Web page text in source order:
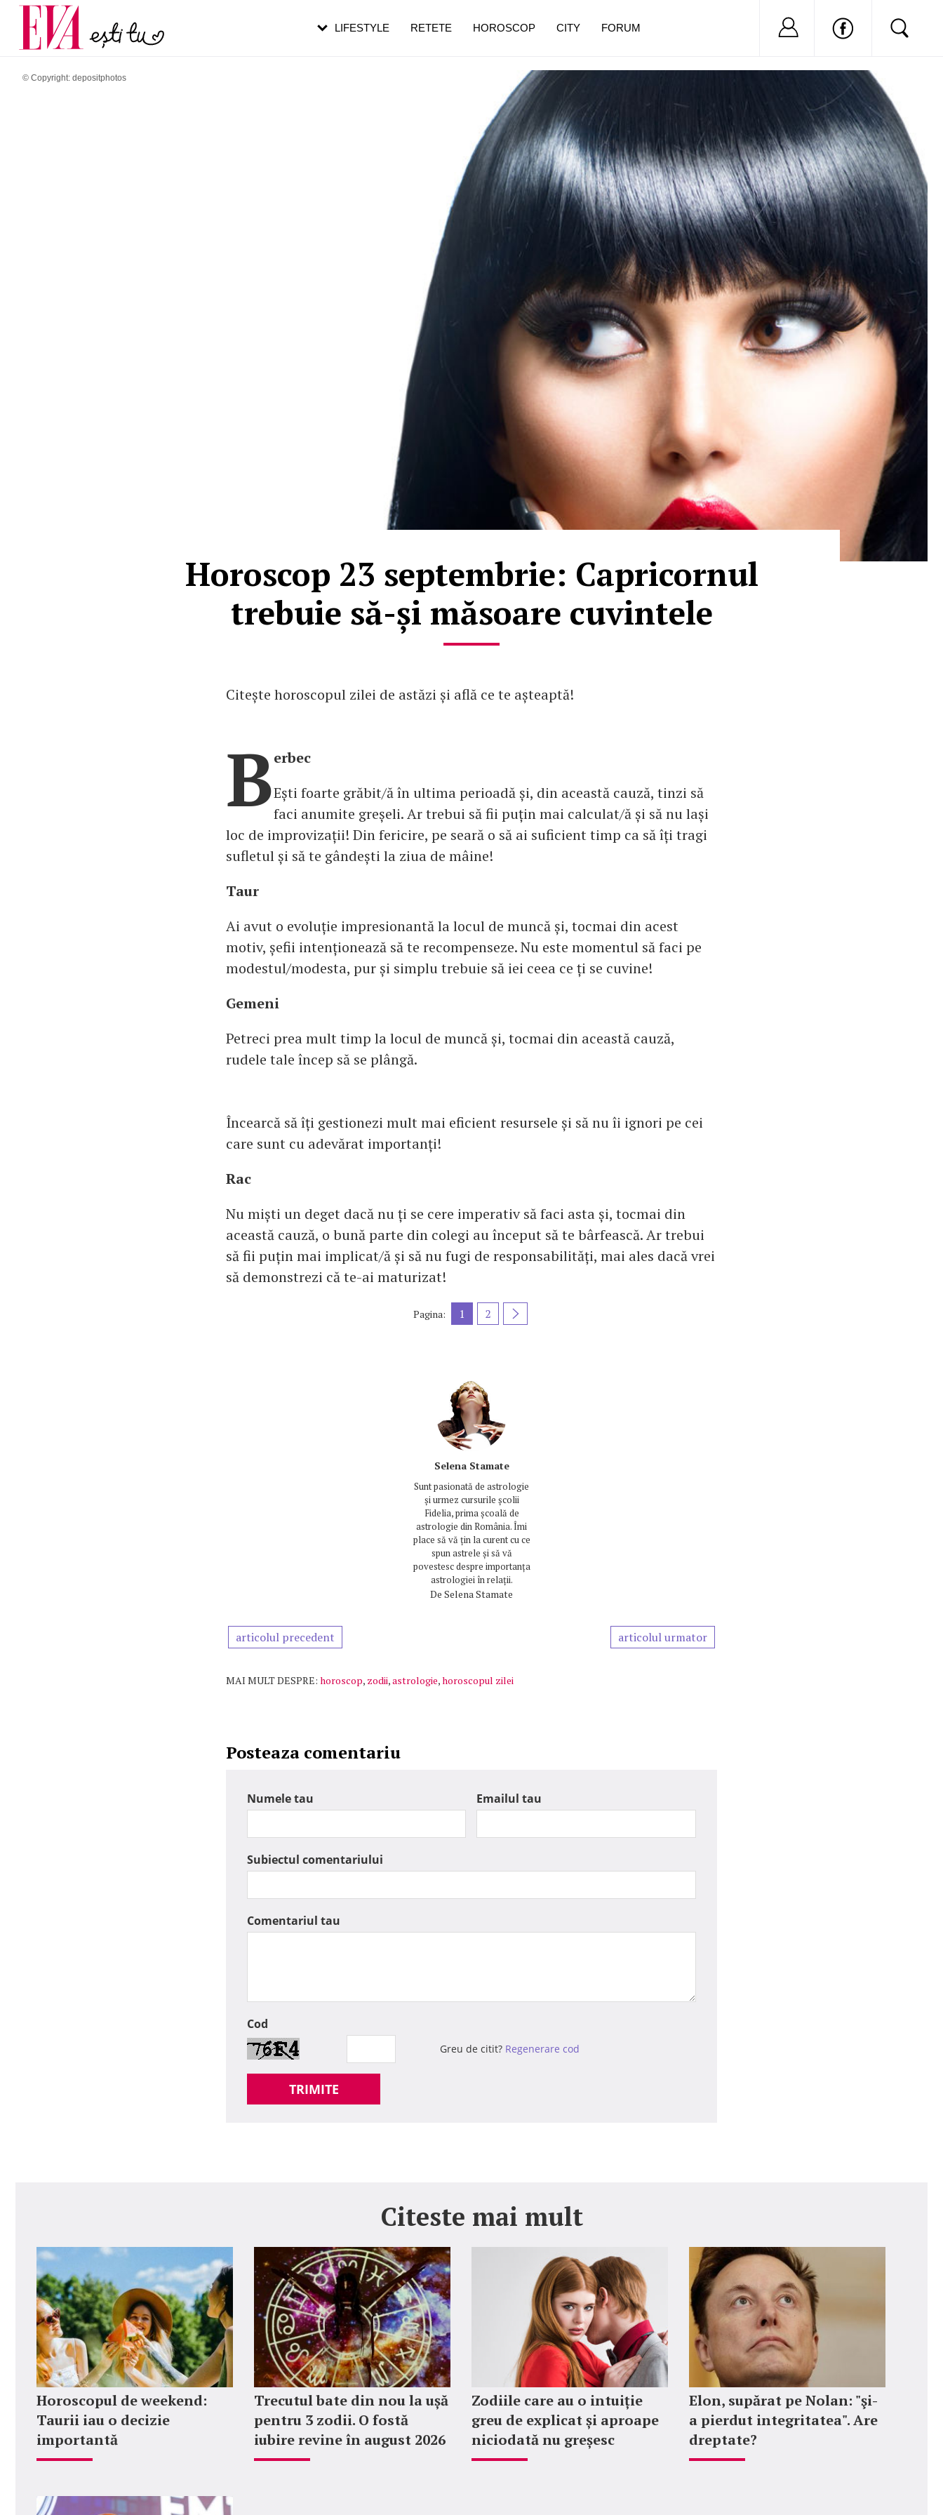
© Copyright: depositphotos
Horoscop 23 septembrie: Capricornul
trebuie să-și măsoare cuvintele
Citește horoscopul zilei de astăzi și află ce te așteaptă!
Berbec
Ești foarte grăbit/ă în ultima perioadă și, din această cauză, tinzi să
faci anumite greșeli. Ar trebui să fii puțin mai calculat/ă și să nu lași
loc de improvizații! Din fericire, pe seară o să ai suficient timp ca să îți tragi
sufletul și să te gândești la ziua de mâine!
Taur
Ai avut o evoluție impresionantă la locul de muncă și, tocmai din acest
motiv, șefii intenționează să te recompenseze. Nu este momentul să faci pe
modestul/modesta, pur și simplu trebuie să iei ceea ce ți se cuvine!
Gemeni
Petreci prea mult timp la locul de muncă și, tocmai din această cauză,
rudele tale încep să se plângă.
Încearcă să îți gestionezi mult mai eficient resursele și să nu îi ignori pe cei
care sunt cu adevărat importanți!
Rac
Nu miști un deget dacă nu ți se cere imperativ să faci asta și, tocmai din
această cauză, o bună parte din colegi au început să te bârfească. Ar trebui
să fii puțin mai implicat/ă și să nu fugi de responsabilități, mai ales dacă vrei
să demonstrezi că te-ai maturizat!
Pagina: 1 2
Selena Stamate
Sunt pasionată de astrologie
și urmez cursurile școlii
Fidelia, prima școală de
astrologie din România. Îmi
place să vă țin la curent cu ce
spun astrele și să vă
povestesc despre importanța
astrologiei în relații.
De Selena Stamate
articolul precedent articolul urmator
MAI MULT DESPRE: horoscop, zodii,astrologie,horoscopul zilei
Posteaza comentariu
Numele tau Emailul tau
Subiectul comentariului
Comentariul tau
Cod
Greu de citit? Regenerare cod
TRIMITE
Citeste mai mult
Horoscopul de weekend:
Taurii iau o decizie
importantă
Trecutul bate din nou la ușă
pentru 3 zodii. O fostă
iubire revine în august 2026
Zodiile care au o intuiție
greu de explicat și aproape
niciodată nu greșesc
Elon, supărat pe Nolan: "şi-
a pierdut integritatea". Are
dreptate?
LIFESTYLE RETETE HOROSCOP CITY FORUM Nu ai cont?
Carieră
Actualitate
pe măsură ce înaintezi în vârstă